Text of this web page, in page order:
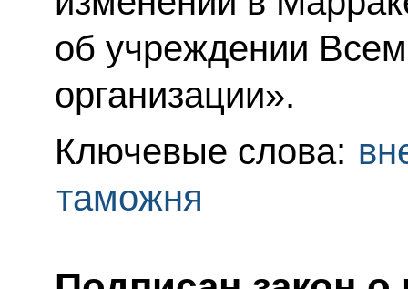
об учреждении
организации».
Ключевые слова:
таможня